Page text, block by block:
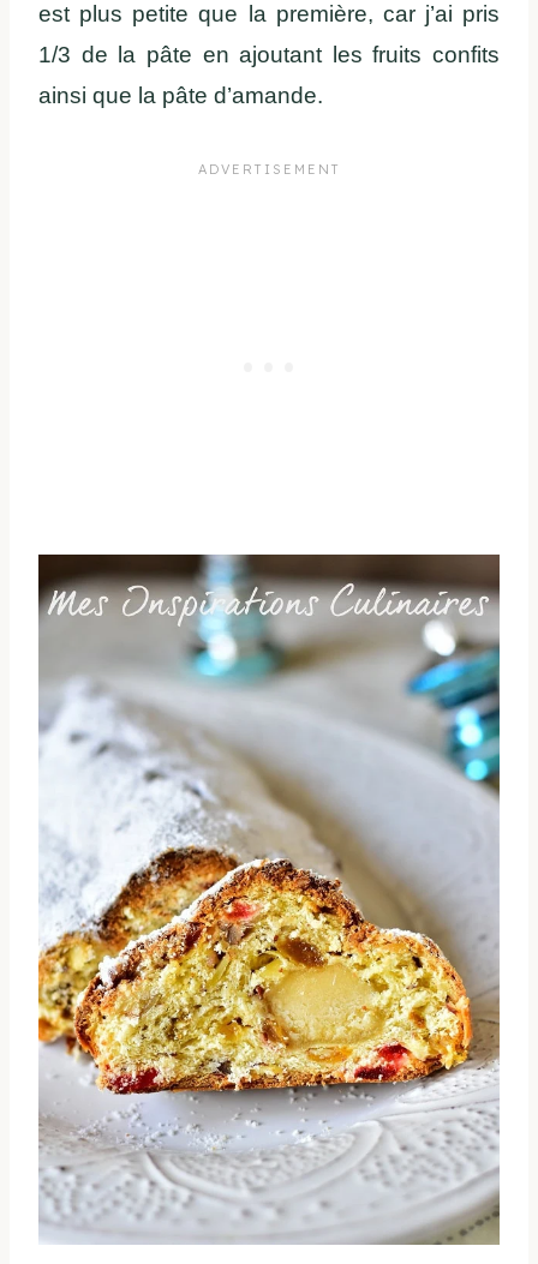
est plus petite que la première, car j’ai pris
1/3 de la pâte en ajoutant les fruits confits
ainsi que la pâte d’amande.